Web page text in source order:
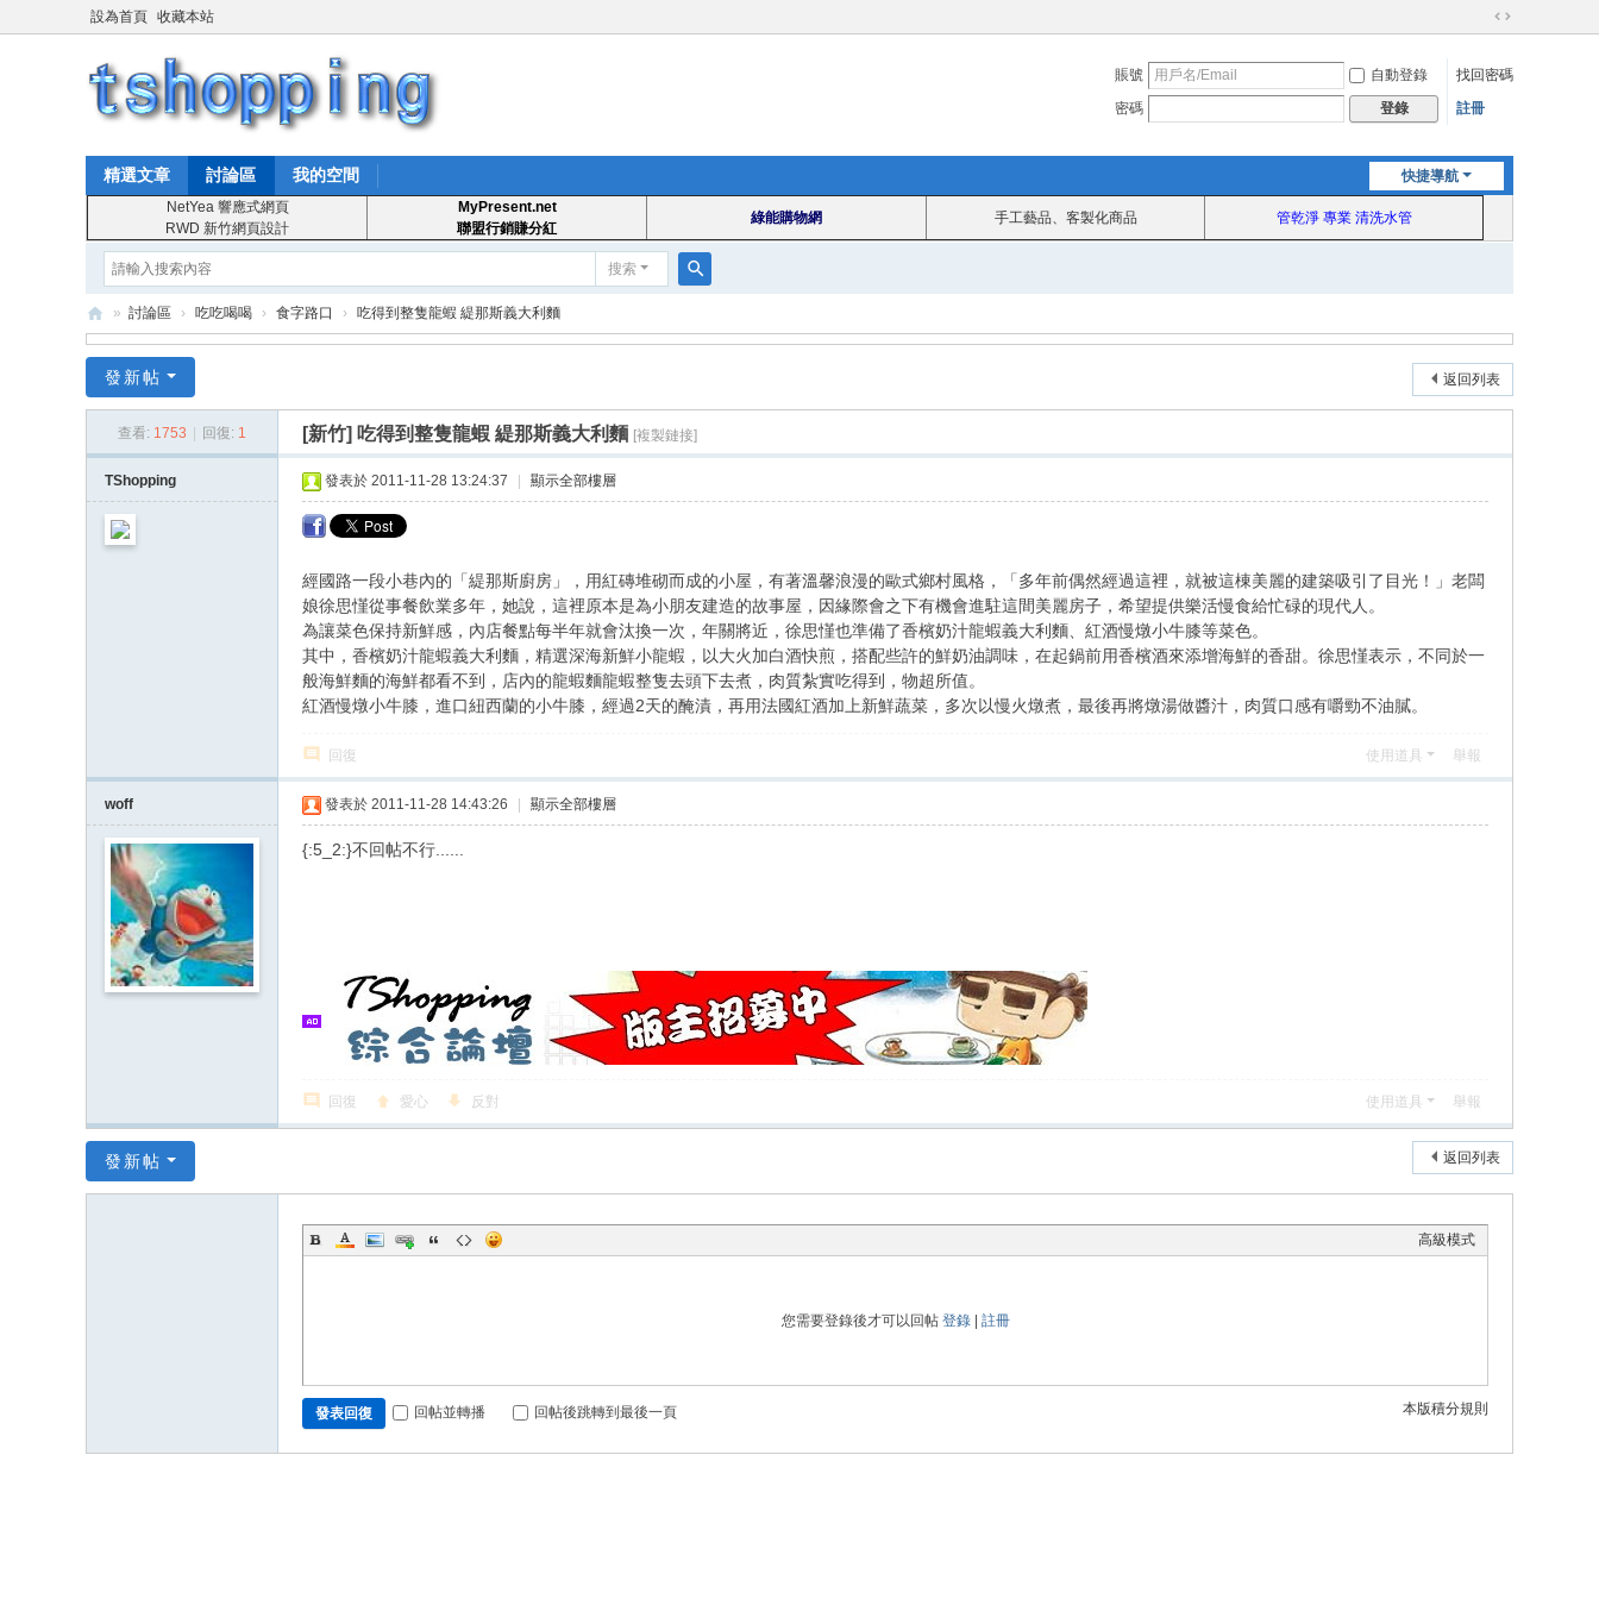
設為首頁 收藏本站
切
到
賬號 自動登錄
找回密碼
密碼
登錄 註冊
快捷導航
精選文章 討論區 我的空間
NetYea 響應式網頁
RWD 新竹網頁設計
MyPresent.net
聯盟行銷賺分紅
綠能購物網 手工藝品、客製化商品 管乾淨 專業 清洗水管
搜索
索
T
ho
pp
» 討論區 › 吃吃喝喝 › 食字路口 › 吃得到整隻龍蝦 緹那斯義大利麵
返回列表
發新帖
查看: 1753 回復: 1 [新竹] 吃得到整隻龍蝦 緹那斯義大利麵 [複製鏈接]
TShopping 發表於 2011-11-28 13:24:37 顯示全部樓層
經國路一段小巷內的「緹那斯廚房」，用紅磚堆砌而成的小屋，有著溫馨浪漫的歐式鄉村風格，「多年前偶然經過這裡，就被這棟美麗的建築吸引了目光！」老闆
娘徐思慬從事餐飲業多年，她說，這裡原本是為小朋友建造的故事屋，因緣際會之下有機會進駐這間美麗房子，希望提供樂活慢食給忙碌的現代人。
為讓菜色保持新鮮感，內店餐點每半年就會汰換一次，年關將近，徐思慬也準備了香檳奶汁龍蝦義大利麵、紅酒慢燉小牛膝等菜色。
其中，香檳奶汁龍蝦義大利麵，精選深海新鮮小龍蝦，以大火加白酒快煎，搭配些許的鮮奶油調味，在起鍋前用香檳酒來添增海鮮的香甜。徐思慬表示，不同於一
般海鮮麵的海鮮都看不到，店內的龍蝦麵龍蝦整隻去頭下去煮，肉質紮實吃得到，物超所值。
紅酒慢燉小牛膝，進口紐西蘭的小牛膝，經過2天的醃漬，再用法國紅酒加上新鮮蔬菜，多次以慢火燉煮，最後再將燉湯做醬汁，肉質口感有嚼勁不油膩。
回復 使用道具 舉報
woff 發表於 2011-11-28 14:43:26 顯示全部樓層
{:5_2:}不回帖不行......
回復 愛心 反對 使用道具 舉報
返回列表
發新帖
高級模式
您需要登錄後才可以回帖 登錄| 註冊
本版積分規則
發表回復 回帖並轉播 回帖後跳轉到最後一頁